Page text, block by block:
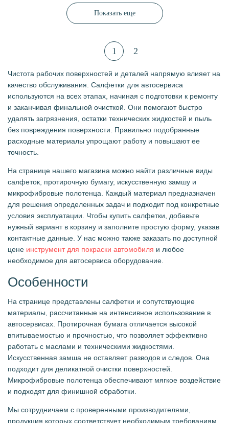
Показать еще
1 2
Чистота рабочих поверхностей и деталей напрямую влияет на
качество обслуживания. Салфетки для автосервиса
используются на всех этапах, начиная с подготовки к ремонту
и заканчивая финальной очисткой. Они помогают быстро
удалять загрязнения, остатки технических жидкостей и пыль
без повреждения поверхности. Правильно подобранные
расходные материалы упрощают работу и повышают ее
точность.
На странице нашего магазина можно найти различные виды
салфеток, протирочную бумагу, искусственную замшу и
микрофибровые полотенца. Каждый материал предназначен
для решения определенных задач и подходит под конкретные
условия эксплуатации. Чтобы купить салфетки, добавьте
нужный вариант в корзину и заполните простую форму, указав
контактные данные. У нас можно также заказать по доступной
цене инструмент для покраски автомобиля и любое
необходимое для автосервиса оборудование.
Особенности
На странице представлены салфетки и сопутствующие
материалы, рассчитанные на интенсивное использование в
автосервисах. Протирочная бумага отличается высокой
впитываемостью и прочностью, что позволяет эффективно
работать с маслами и техническими жидкостями.
Искусственная замша не оставляет разводов и следов. Она
подходит для деликатной очистки поверхностей.
Микрофибровые полотенца обеспечивают мягкое воздействие
и подходят для финишной обработки.
Мы сотрудничаем с проверенными производителями,
продукция которых соответствует необходимым требованиям.